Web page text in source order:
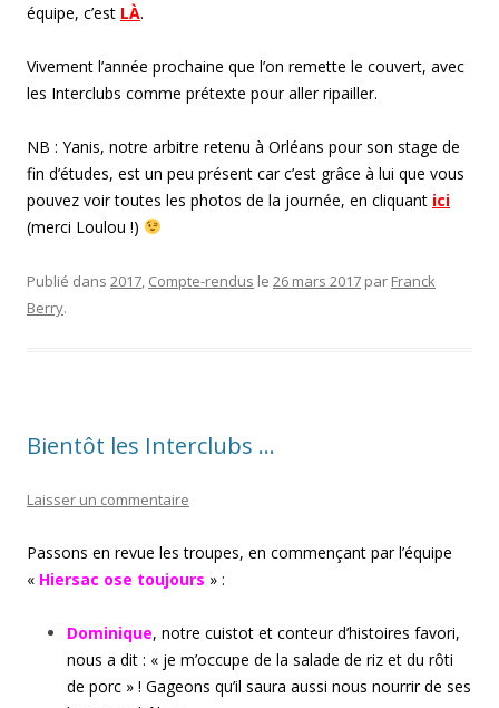
équipe, c’est LÀ.
Vivement l’année prochaine que l’on remette le couvert, avec
les Interclubs comme prétexte pour aller ripailler.
NB : Yanis, notre arbitre retenu à Orléans pour son stage de
fin d’études, est un peu présent car c’est grâce à lui que vous
pouvez voir toutes les photos de la journée, en cliquant ici
(merci Loulou !)
Publié dans 2017, Compte-rendus le 26 mars 2017 par Franck
Berry.
Bientôt les Interclubs …
Laisser un commentaire
Passons en revue les troupes, en commençant par l’équipe
« Hiersac ose toujours » :
Dominique, notre cuistot et conteur d’histoires favori,
nous a dit : « je m’occupe de la salade de riz et du rôti
de porc » ! Gageons qu’il saura aussi nous nourrir de ses